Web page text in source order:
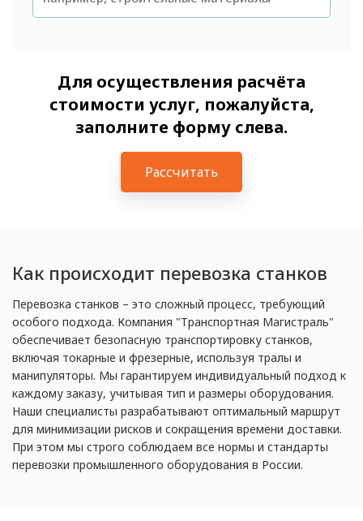
Для осуществления расчёта
стоимости услуг, пожалуйста,
заполните форму слева.
Рассчитать
Как происходит перевозка станков
Перевозка станков – это сложный процесс, требующий
особого подхода. Компания "Транспортная Магистраль"
обеспечивает безопасную транспортировку станков,
включая токарные и фрезерные, используя тралы и
манипуляторы. Мы гарантируем индивидуальный подход к
каждому заказу, учитывая тип и размеры оборудования.
Наши специалисты разрабатывают оптимальный маршрут
для минимизации рисков и сокращения времени доставки.
При этом мы строго соблюдаем все нормы и стандарты
перевозки промышленного оборудования в России.